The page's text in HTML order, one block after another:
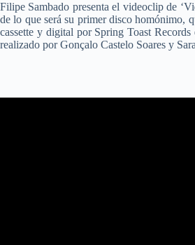
Filipe Sambado presenta el videoclip de
de lo que será su primer disco homónimo,
cassette y digital por Spring Toast
realizado por Gonçalo Castelo Soares y